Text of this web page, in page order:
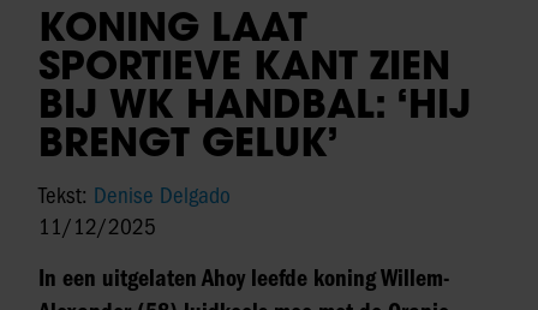
KONING LAAT
SPORTIEVE KANT ZIEN
BIJ WK HANDBAL: ‘HIJ
BRENGT GELUK’
Tekst: Denise Delgado
11/12/2025
In een uitgelaten Ahoy leefde koning Willem-